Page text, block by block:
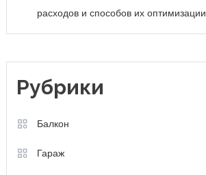
расходов и способов их оптимизации
Рубрики
Балкон
Гараж